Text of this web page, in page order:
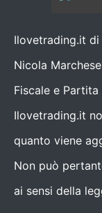
Ilovetrading.it di
Nicola
Fiscale e Partita
Ilovetrading.it
quanto viene
Non può
ai sensi della